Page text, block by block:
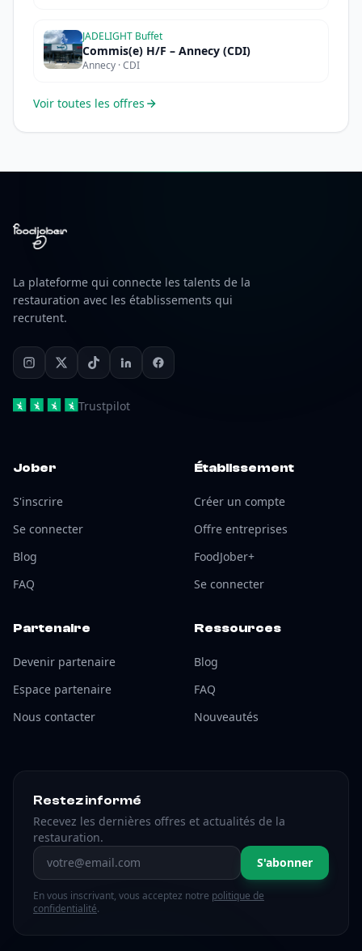
JADELIGHT Buffet
Commis(e) H/F – Annecy (CDI)
Annecy · CDI
Voir toutes les offres
La plateforme qui connecte les talents de la
restauration avec les établissements qui
recrutent.
Trustpilot
Jober
S'inscrire
Se connecter
Blog
FAQ
Établissement
Créer un compte
Offre entreprises
FoodJober+
Se connecter
Partenaire
Devenir partenaire
Espace partenaire
Nous contacter
Ressources
Blog
FAQ
Nouveautés
Restez informé
Recevez les dernières offres et actualités de la
restauration.
Adresse email S'abonner
En vous inscrivant, vous acceptez notre politique de
confidentialité.